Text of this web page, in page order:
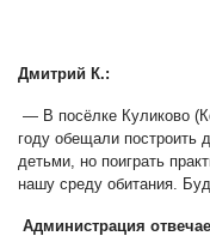
Дмитрий К.:
— В посёлке Куликово
году обещали построить
детьми, но поиграть
нашу среду обитания.
Администрация